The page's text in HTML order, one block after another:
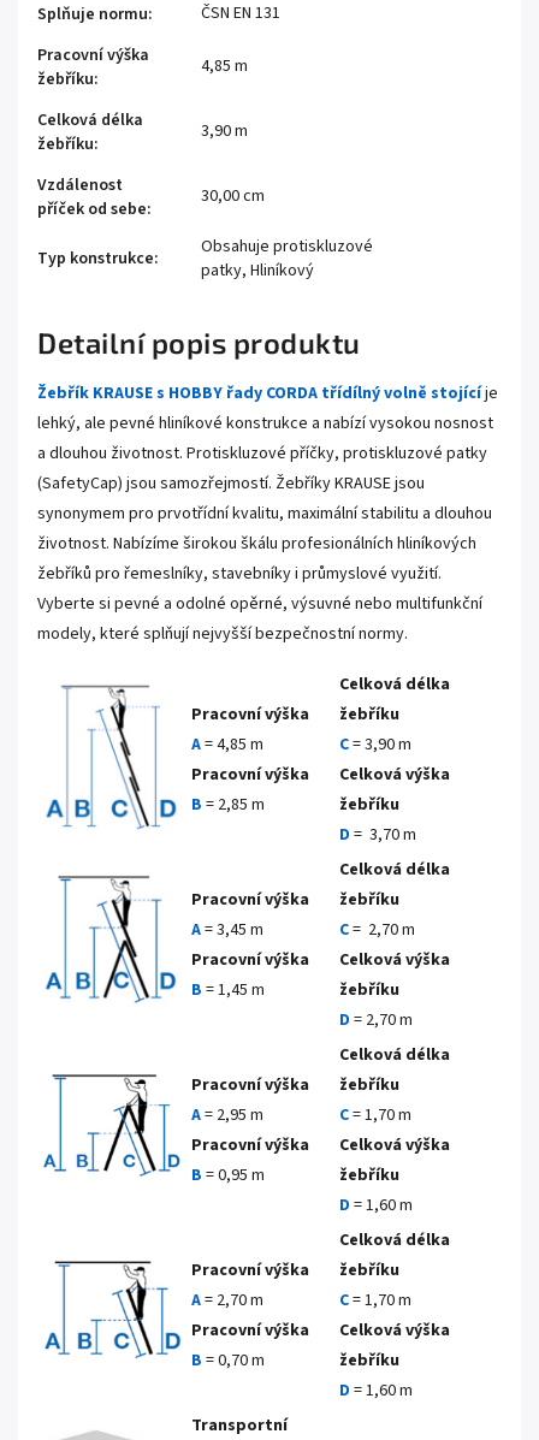
Detailní popis produktu
Žebřík KRAUSE s HOBBY řady CORDA třídílný volně stojícíje
lehký, ale pevné hliníkové konstrukce a nabízí vysokou nosnost
a dlouhou životnost. Protiskluzové příčky, protiskluzové patky
(SafetyCap) jsou samozřejmostí. Žebříky KRAUSE jsou
synonymem pro prvotřídní kvalitu, maximální stabilitu a dlouhou
životnost. Nabízíme širokou škálu profesionálních hliníkových
žebříků pro řemeslníky, stavebníky i průmyslové využití.
Vyberte si pevné a odolné opěrné, výsuvné nebo multifunkční
modely, které splňují nejvyšší bezpečnostní normy.
Pracovní výška
A= 4,85 m
Pracovní výška
B = 2,85 m
Celková délka
žebříku
C= 3,90 m
Celková výška
žebříku
D = 3,70 m
Pracovní výška
A= 3,45 m
Pracovní výška
B = 1,45 m
Celková délka
žebříku
C= 2,70 m
Celková výška
žebříku
D = 2,70 m
Pracovní výška
A= 2,95 m
Pracovní výška
B = 0,95 m
Celková délka
žebříku
C= 1,70 m
Celková výška
žebříku
D = 1,60 m
Pracovní výška
A= 2,70 m
Pracovní výška
B = 0,70 m
Celková délka
žebříku
C= 1,70 m
Celková výška
žebříku
D = 1,60 m
Transportní
Splňuje normu:
ČSN EN 131
Pracovní výška
žebříku:
4,85 m
Celková délka
žebříku:
3,90 m
Vzdálenost
příček od sebe:
30,00 cm
Typ konstrukce:
Obsahuje protiskluzové
patky, Hliníkový